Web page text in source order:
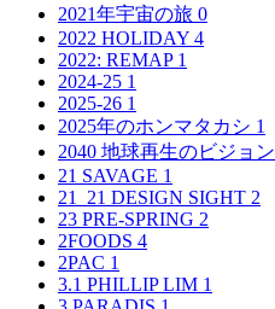
2021年宇宙の旅 0
2022 HOLIDAY 4
2022: REMAP 1
2024-25 1
2025-26 1
2025年のホンマタカシ 1
2040 地球再生のビジョン
21 SAVAGE 1
21_21 DESIGN SIGHT 2
23 PRE-SPRING 2
2FOODS 4
2PAC 1
3.1 PHILLIP LIM 1